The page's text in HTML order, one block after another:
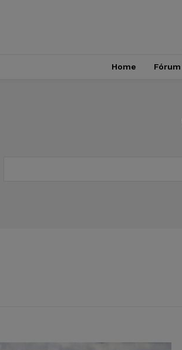
Home Fórum